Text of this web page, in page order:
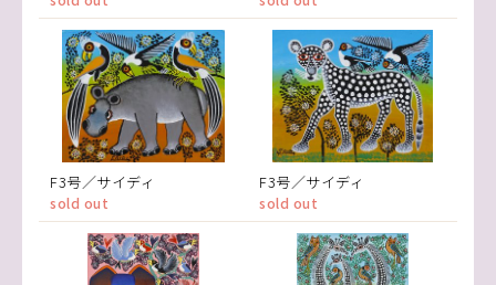
F3号／サイディ
sold out
F3号／サイディ
sold out